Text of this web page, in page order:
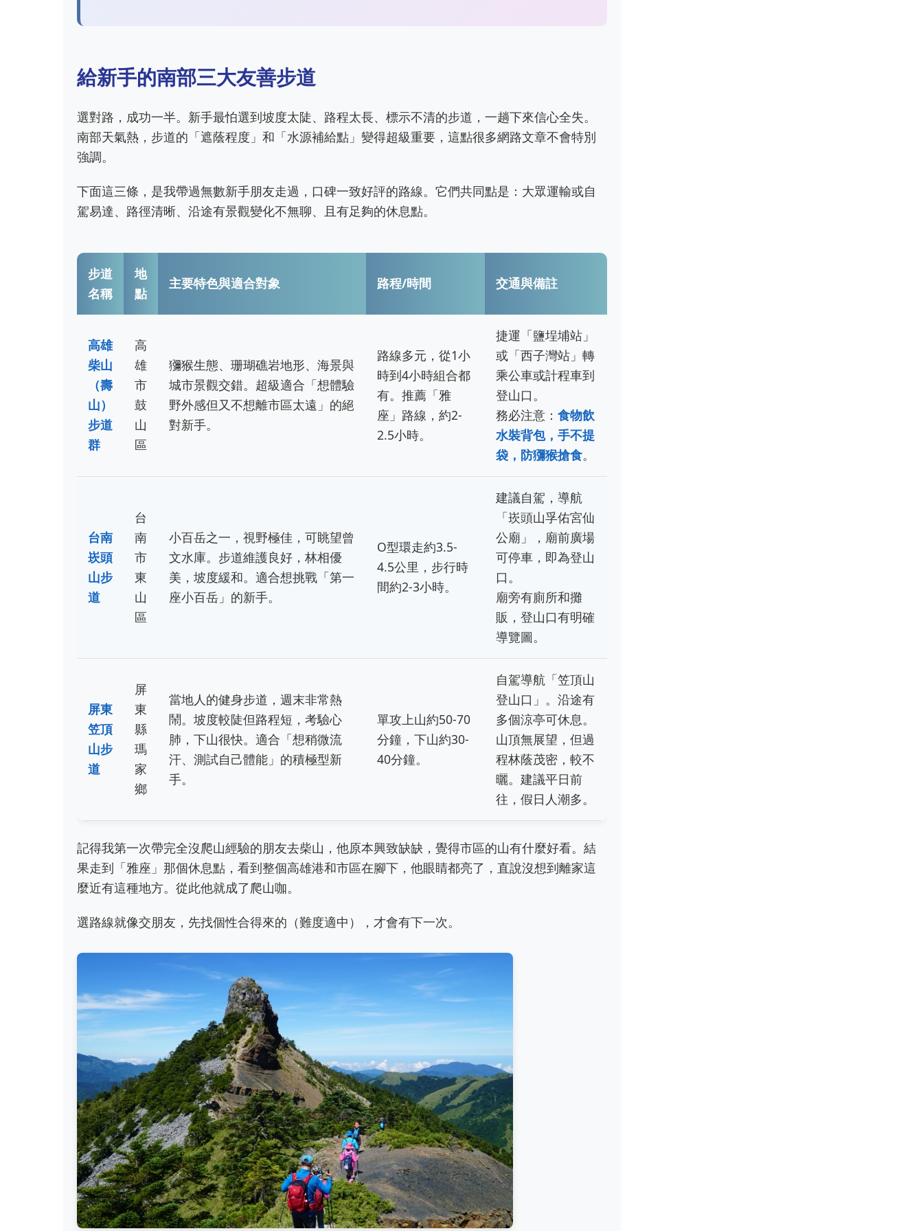
給新手的南部三大友善步道
選對路，成功一半。新手最怕選到坡度太陡、路程太長、標示不清的步道，一趟下來信心全失。
南部天氣熱，步道的「遮蔭程度」和「水源補給點」變得超級重要，這點很多網路文章不會特別
強調。
下面這三條，是我帶過無數新手朋友走過，口碑一致好評的路線。它們共同點是：大眾運輸或自
駕易達、路徑清晰、沿途有景觀變化不無聊、且有足夠的休息點。
步道
名稱
地
點
主要特色與適合對象 路程/時間 交通與備註
高雄
柴山
（壽
山）
步道
群
高
雄
市
鼓
山
區
獼猴生態、珊瑚礁岩地形、海景與
城市景觀交錯。超級適合「想體驗
野外感但又不想離市區太遠」的絕
對新手。
路線多元，從1小
時到4小時組合都
有。推薦「雅
座」路線，約2-
2.5小時。
捷運「鹽埕埔站」
或「西子灣站」轉
乘公車或計程車到
登山口。
務必注意： 食物飲
水裝背包，手不提
袋，防獼猴搶食。
台南
崁頭
山步
道
台
南
市
東
山
區
小百岳之一，視野極佳，可眺望曾
文水庫。步道維護良好，林相優
美，坡度緩和。適合想挑戰「第一
座小百岳」的新手。
O型環走約3.5-
4.5公里，步行時
間約2-3小時。
建議自駕，導航
「崁頭山孚佑宮仙
公廟」，廟前廣場
可停車，即為登山
口。
廟旁有廁所和攤
販，登山口有明確
導覽圖。
屏東
笠頂
山步
道
屏
東
縣
瑪
家
鄉
當地人的健身步道，週末非常熱
鬧。坡度較陡但路程短，考驗心
肺，下山很快。適合「想稍微流
汗、測試自己體能」的積極型新
手。
單攻上山約50-70
分鐘，下山約30-
40分鐘。
自駕導航「笠頂山
登山口」。沿途有
多個涼亭可休息。
山頂無展望，但過
程林蔭茂密，較不
曬。建議平日前
往，假日人潮多。
記得我第一次帶完全沒爬山經驗的朋友去柴山，他原本興致缺缺，覺得市區的山有什麼好看。結
果走到「雅座」那個休息點，看到整個高雄港和市區在腳下，他眼睛都亮了，直說沒想到離家這
麼近有這種地方。從此他就成了爬山咖。
選路線就像交朋友，先找個性合得來的（難度適中），才會有下一次。